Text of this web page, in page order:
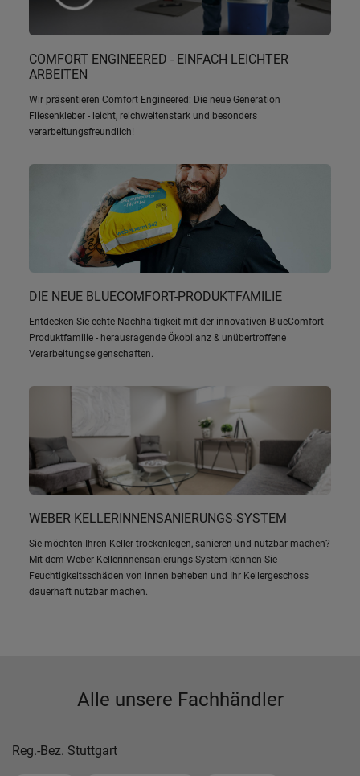
COMFORT ENGINEERED - EINFACH LEICHTER
ARBEITEN
Wir präsentieren Comfort Engineered: Die neue Generation
Fliesenkleber - leicht, reichweitenstark und besonders
verarbeitungsfreundlich!
DIE NEUE BLUECOMFORT-PRODUKTFAMILIE
Entdecken Sie echte Nachhaltigkeit mit der innovativen BlueComfort-
Produktfamilie - herausragende Ökobilanz & unübertroffene
Verarbeitungseigenschaften.
WEBER KELLERINNENSANIERUNGS-SYSTEM
Sie möchten Ihren Keller trockenlegen, sanieren und nutzbar machen?
Mit dem Weber Kellerinnensanierungs-System können Sie
Feuchtigkeitsschäden von innen beheben und Ihr Kellergeschoss
dauerhaft nutzbar machen.
Alle unsere Fachhändler
Reg.-Bez. Stuttgart